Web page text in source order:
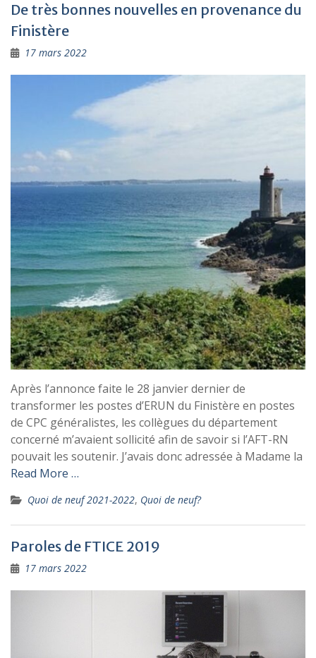
De très bonnes nouvelles en provenance du
Finistère
17 mars 2022
Après l’annonce faite le 28 janvier dernier de
transformer les postes d’ERUN du Finistère en postes
de CPC généralistes, les collègues du département
concerné m’avaient sollicité afin de savoir si l’AFT-RN
pouvait les soutenir. J’avais donc adressée à Madame la
Read More …
Quoi de neuf 2021-2022, Quoi de neuf?
Paroles de FTICE 2019
17 mars 2022